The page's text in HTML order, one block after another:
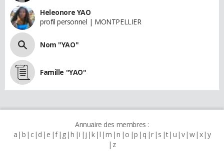
Heleonore YAO
profil personnel | MONTPELLIER
Nom "YAO"
Famille "YAO"
Annuaire des membres :
a b c d e f g h i j k l m n o p q r s t u v w x y
z